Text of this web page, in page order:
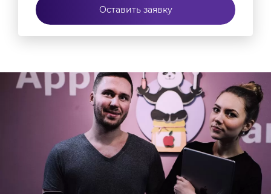
Оставить заявку